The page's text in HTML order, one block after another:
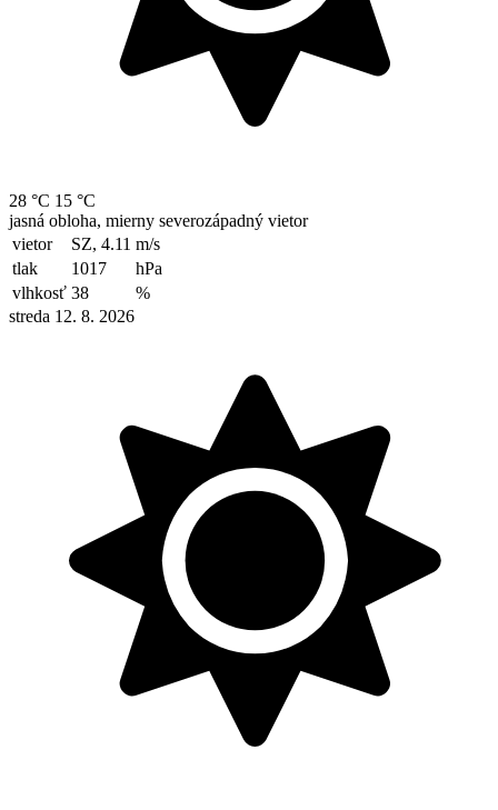
28 °C 15 °C
jasná obloha, mierny severozápadný vietor
vietor
SZ, 4.11 m/s
tlak
1017
hPa
vlhkosť 38
%
streda 12. 8. 2026